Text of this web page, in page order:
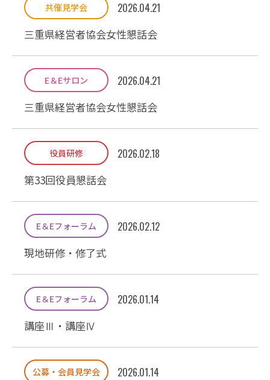
共催見学会 2026.04.21
三重県経営者協会女性懇話会
E＆Eサロン 2026.04.21
三重県経営者協会女性懇話会
役員研修 2026.02.18
第33回役員懇話会
E＆Eフォーラム 2026.02.12
現地研修・修了式
E＆Eフォーラム 2026.01.14
講座Ⅲ・講座Ⅳ
公募・会員見学会 2026.01.14